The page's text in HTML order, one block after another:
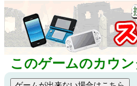
このゲームのカウ